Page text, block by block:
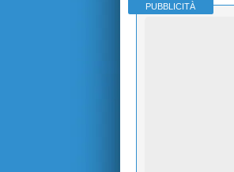
PUBBLICITÀ